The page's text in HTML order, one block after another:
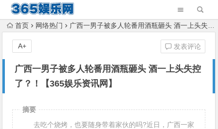
首页 网络热门 广西一男子被多人轮番用酒瓶砸头 酒一上头失控了？！【365娱乐资讯网】
广西一男子被多人轮番用酒瓶砸头 酒一上头失控
了？！【365娱乐资讯网】
发表评论
A+
摘要
去吃个烧烤，也要随身带着家伙的吗?近日，广西一家